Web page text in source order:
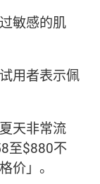
敏感的肌
用者表示佩
天非常流
至$880不
价」。